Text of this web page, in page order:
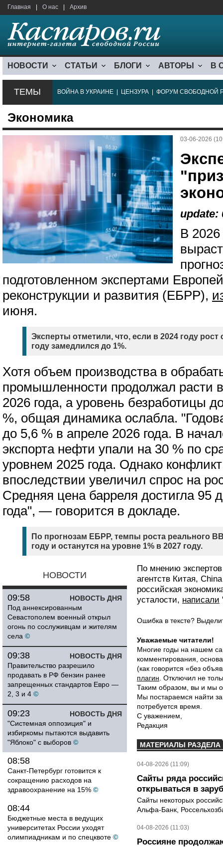
Главная О нас Архив
НОВОСТИ СТАТЬИ БЛОГИ АВТОРЫ В
ТЕМЫ ВОЙНА В УКРАИНЕ ЦЕНЗУРА ФОРУМ СВОБОДНОЙ
Экономика
03-06-2026
update:
В 2026
подготовленном экспертами
реконструкции и развития (ЕБРР),
июня.
Эксперты отметили, что, если в 2024 году рост
году замедлился до 1%.
Хотя объем производства в
промышленности продолжал расти
2026 года, а уровень безработицы
%, общая динамика ослабла.
до 5,6 % в апреле 2026 года. В
экспорта нефти упали на 30 % по
уровнем 2025 года. Однако
впоследствии увеличил спрос на
Средняя цена барреля достигла 95
года", — говорится в докладе.
По прогнозам ЕБРР, темпы роста реального
году и останутся на уровне 1% в 2027 году.
НОВОСТИ
НОВОСТЬ ДНЯ
09:58
Под аннексированным
Севастополем военный открыл
огонь по сослуживцам и жителям
села ©
НОВОСТЬ ДНЯ
09:38
Правительство разрешило
продавать в РФ бензин ранее
запрещенных стандартов Евро —
2, 3 и 4 ©
НОВОСТЬ ДНЯ
09:23
"Системная оппозиция" и
избиркомы пытаются выдавить
"Яблоко" с выборов ©
08:58
Санкт-Петербург готовится к
сокращению расходов на
здравоохранение на 15% ©
08:44
Бюджетные места в ведущих
университетах России уходят
олимпиадникам и по спецквоте ©
По мнению
агентств Китая,
российская
усталости, написали
Ошибка в тексте?
Уважаемые читатели!
Многие годы на нашем
комментирования,
(как говорится «без
плагин . Отключил не
Таким образом, вы и мы
Мы постараемся найти
потребуется время.
С уважением,
Редакция
МАТЕРИАЛЫ РАЗДЕЛА
04-08-2026 (11:09)
Сайты ряда
открываться в
Сайты некоторых
Альфа-Банк,
04-08-2026 (11:03)
Россияне